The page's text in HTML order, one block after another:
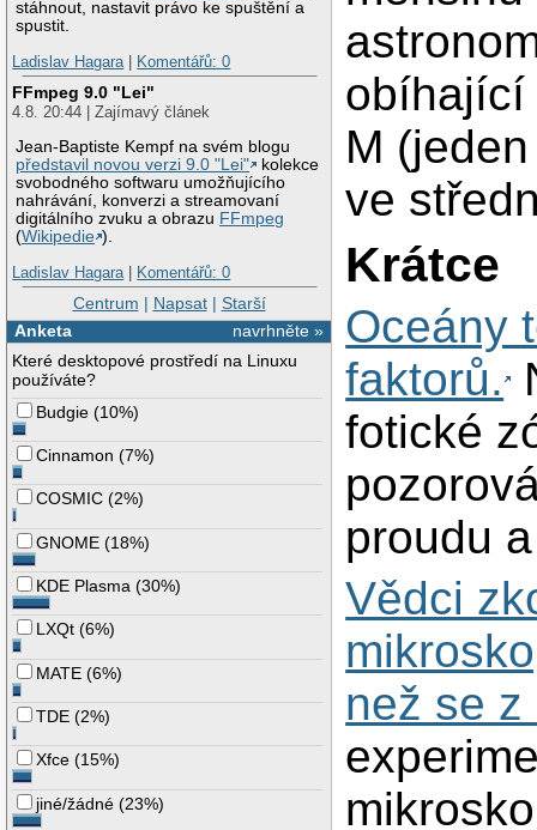
stáhnout, nastavit právo ke spuštění a
spustit.
Ladislav Hagara | Komentářů: 0
FFmpeg 9.0 "Lei"
4.8. 20:44 | Zajímavý článek
Jean-Baptiste Kempf na svém blogu
představil novou verzi 9.0 "Lei"
kolekce
svobodného softwaru umožňujícího
nahrávání, konverzi a streamovaní
digitálního zvuku a obrazu FFmpeg
(Wikipedie ).
Ladislav Hagara | Komentářů: 0
Centrum | Napsat| Starší
navrhněte »
Anketa
Které desktopové prostředí na Linuxu
používáte?
Budgie (10%)
Cinnamon (7%)
COSMIC (2%)
GNOME (18%)
KDE Plasma (30%)
LXQt (6%)
MATE (6%)
TDE (2%)
Xfce (15%)
jiné/žádné (23%)
obíhající
M
ve
Krátce
Oceány
faktorů.
fotické
proudu
Vědci
než se